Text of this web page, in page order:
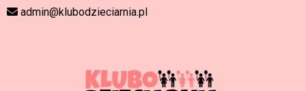
admin@klubodzieciarnia.pl